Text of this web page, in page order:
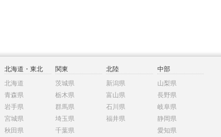
北海道・東北
北海道
青森県
岩手県
宮城県
秋田県
関東
茨城県
栃木県
群馬県
埼玉県
千葉県
北陸
新潟県
富山県
石川県
福井県
中部
山梨県
長野県
岐阜県
静岡県
愛知県